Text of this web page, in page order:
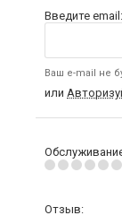
Введите email:
Ваш e-mail не
или
Отзыв: